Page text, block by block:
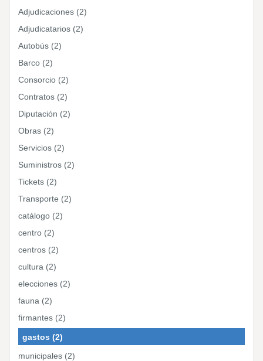
Adjudicaciones (2)
Adjudicatarios (2)
Autobús (2)
Barco (2)
Consorcio (2)
Contratos (2)
Diputación (2)
Obras (2)
Servicios (2)
Suministros (2)
Tickets (2)
Transporte (2)
catálogo (2)
centro (2)
centros (2)
cultura (2)
elecciones (2)
fauna (2)
firmantes (2)
gastos (2)
municipales (2)